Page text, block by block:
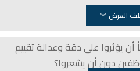
العرض ︾